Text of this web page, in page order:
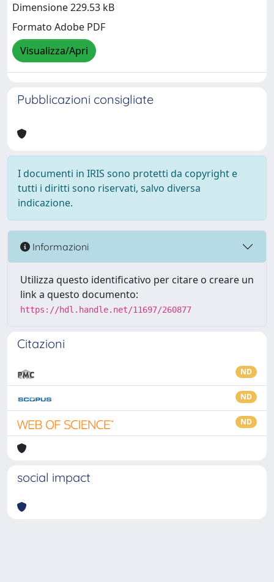
Dimensione 229.53 kB
Formato Adobe PDF
Visualizza/Apri
Pubblicazioni consigliate
I documenti in IRIS sono protetti da copyright e
tutti i diritti sono riservati, salvo diversa
indicazione.
Informazioni
Utilizza questo identificativo per citare o creare un
link a questo documento:
https://hdl.handle.net/11697/260877
Citazioni
ND
ND
ND
social impact